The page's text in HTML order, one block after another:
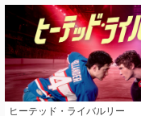
ヒーテッド・ライバルリー